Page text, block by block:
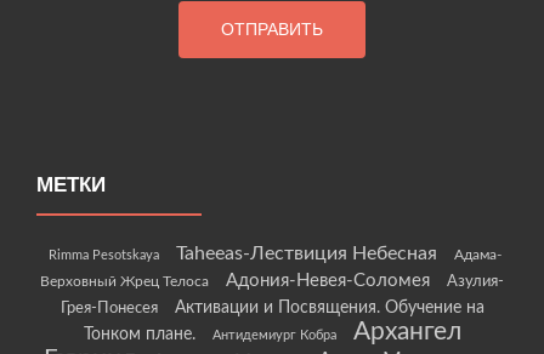
МЕТКИ
Rimma Pesotskaya Taheeas-Лествиция Небесная
Адама-
Верховный Жрец Телоса
Адония-Невея-Соломея
Азулия-
Грея-Понесея
Активации и Посвящения. Обучение на
Тонком плане.
Антидемиург Кобра
Архангел